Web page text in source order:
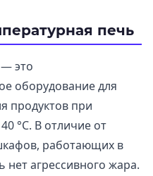
печь
— это
оборудование для
продуктов при
°C. В отличие от
работающих в
нет агрессивного жара.